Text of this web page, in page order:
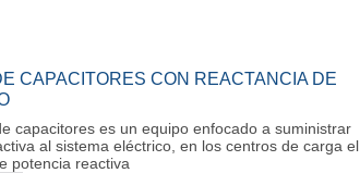
CAPACITORES CON REACTANCIA DE
capacitores es un equipo enfocado a suministrar
al sistema eléctrico, en los centros de carga el
potencia reactiva